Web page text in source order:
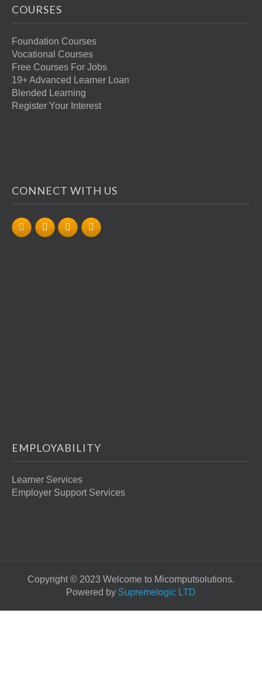
COURSES
Foundation Courses
Vocational Courses
Free Courses For Jobs
19+ Advanced Learner Loan
Blended Learning
Register Your Interest
CONNECT WITH US
EMPLOYABILITY
Learner Services
Employer Support Services
Copyright © 2023 Welcome to Micomputsolutions.
Powered by Supremelogic LTD